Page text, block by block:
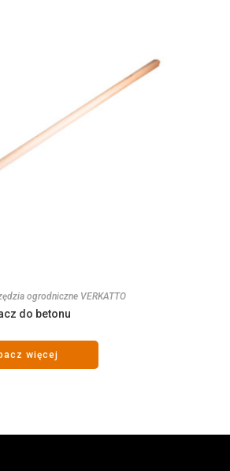
ogrodniczne VERKATTO
do betonu
więcej